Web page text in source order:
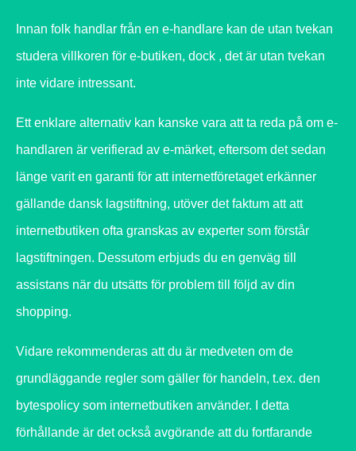
Innan folk handlar från en e-handlare kan de utan tvekan
studera villkoren för e-butiken, dock , det är utan tvekan
inte vidare intressant.
Ett enklare alternativ kan kanske vara att ta reda på om e-
handlaren är verifierad av e-märket, eftersom det sedan
länge varit en garanti för att internetföretaget erkänner
gällande dansk lagstiftning, utöver det faktum att att
internetbutiken ofta granskas av experter som förstår
lagstiftningen. Dessutom erbjuds du en genväg till
assistans när du utsätts för problem till följd av din
shopping.
Vidare rekommenderas att du är medveten om de
grundläggande regler som gäller för handeln, t.ex. den
bytespolicy som internetbutiken använder. I detta
förhållande är det också avgörande att du fortfarande